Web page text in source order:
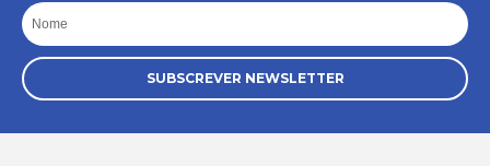
Nome
SUBSCREVER NEWSLETTER